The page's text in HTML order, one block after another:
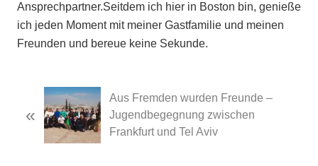
Ansprechpartner.Seitdem ich hier in Boston bin, genieße
ich jeden Moment mit meiner Gastfamilie und meinen
Freunden und bereue keine Sekunde.
Previous
Post:
«
Aus Fremden wurden Freunde –
Jugendbegegnung zwischen
Frankfurt und Tel Aviv